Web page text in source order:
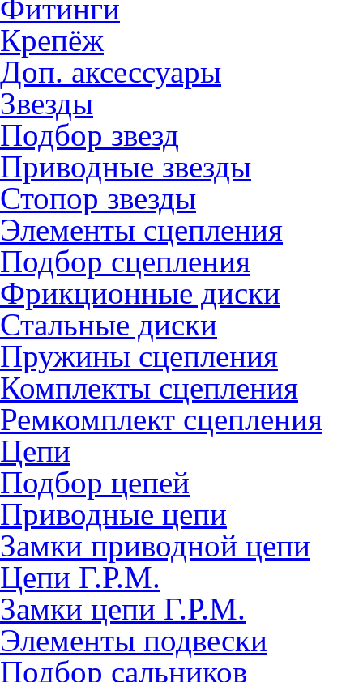
Фитинги
Крепёж
Доп. аксессуары
Звезды
Подбор звезд
Приводные звезды
Стопор звезды
Элементы сцепления
Подбор сцепления
Фрикционные диски
Стальные диски
Пружины сцепления
Комплекты сцепления
Ремкомплект сцепления
Цепи
Подбор цепей
Приводные цепи
Замки приводной цепи
Цепи Г.Р.М.
Замки цепи Г.Р.М.
Элементы подвески
Подбор сальников